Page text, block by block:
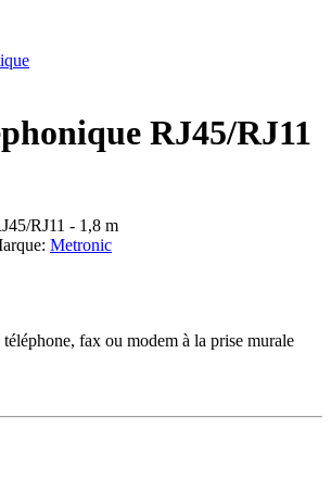
RJ45/RJ11
RJ11 - 1,8 m
Metronic
fax ou modem à la prise murale